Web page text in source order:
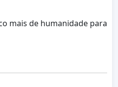
mais de humanidade para